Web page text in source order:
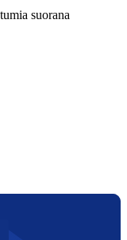
suorana